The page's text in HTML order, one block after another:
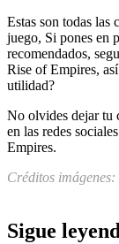
Estas son todas las
juego, Si pones en
recomendados,
Rise of Empires,
utilidad?
No olvides dejar tu
en las redes
Empires.
Créditos
Sigue